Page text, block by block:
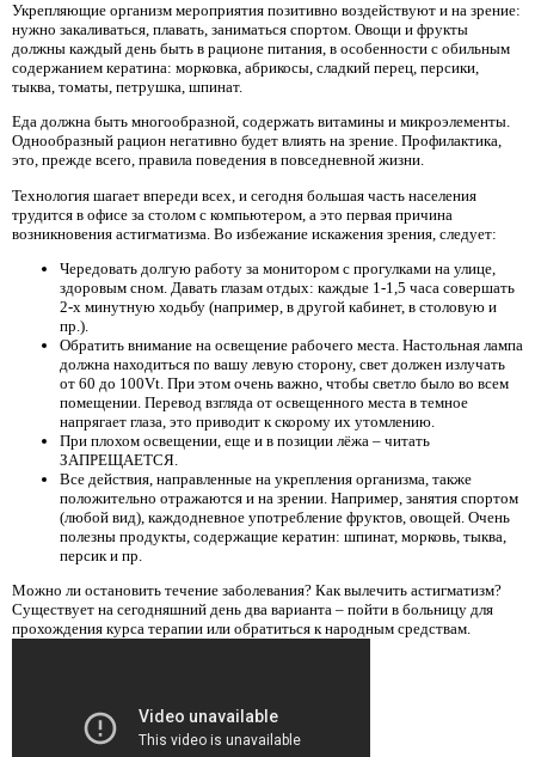
Укрепляющие организм мероприятия позитивно воздействуют и на зрение:
нужно закаливаться, плавать, заниматься спортом. Овощи и фрукты
должны каждый день быть в рационе питания, в особенности с обильным
содержанием кератина: морковка, абрикосы, сладкий перец, персики,
тыква, томаты, петрушка, шпинат.
Еда должна быть многообразной, содержать витамины и микроэлементы.
Однообразный рацион негативно будет влиять на зрение. Профилактика,
это, прежде всего, правила поведения в повседневной жизни.
Технология шагает впереди всех, и сегодня большая часть населения
трудится в офисе за столом с компьютером, а это первая причина
возникновения астигматизма. Во избежание искажения зрения, следует:
Чередовать долгую работу за монитором с прогулками на улице,
здоровым сном. Давать глазам отдых: каждые 1-1,5 часа совершать
2-х минутную ходьбу (например, в другой кабинет, в столовую и
пр.).
Обратить внимание на освещение рабочего места. Настольная лампа
должна находиться по вашу левую сторону, свет должен излучать
от 60 до 100Vt. При этом очень важно, чтобы светло было во всем
помещении. Перевод взгляда от освещенного места в темное
напрягает глаза, это приводит к скорому их утомлению.
При плохом освещении, еще и в позиции лёжа – читать
ЗАПРЕЩАЕТСЯ.
Все действия, направленные на укрепления организма, также
положительно отражаются и на зрении. Например, занятия спортом
(любой вид), каждодневное употребление фруктов, овощей. Очень
полезны продукты, содержащие кератин: шпинат, морковь, тыква,
персик и пр.
Можно ли остановить течение заболевания? Как вылечить астигматизм?
Существует на сегодняшний день два варианта – пойти в больницу для
прохождения курса терапии или обратиться к народным средствам.